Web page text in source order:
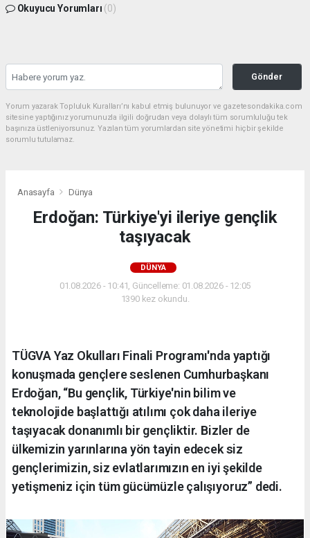
Okuyucu Yorumları (0)
Gönder
Yorum yazarak Topluluk Kuralları’nı kabul etmiş bulunuyor ve gazetesondakika.com
sitesine yaptığınız yorumunuzla ilgili doğrudan veya dolaylı tüm sorumluluğu tek
başınıza üstleniyorsunuz. Yazılan tüm yorumlardan site yönetimi hiçbir şekilde
sorumlu tutulamaz.
Anasayfa Dünya
Erdoğan: Türkiye'yi ileriye gençlik
taşıyacak
DÜNYA
01.08.2026 - 10:41, Güncelleme: 01.08.2026 - 12:05
1390 kez okundu.
TÜGVA Yaz Okulları Finali Programı'nda yaptığı
konuşmada gençlere seslenen Cumhurbaşkanı
Erdoğan, “Bu gençlik, Türkiye'nin bilim ve
teknolojide başlattığı atılımı çok daha ileriye
taşıyacak donanımlı bir gençliktir. Bizler de
ülkemizin yarınlarına yön tayin edecek siz
gençlerimizin, siz evlatlarımızın en iyi şekilde
yetişmeniz için tüm gücümüzle çalışıyoruz” dedi.